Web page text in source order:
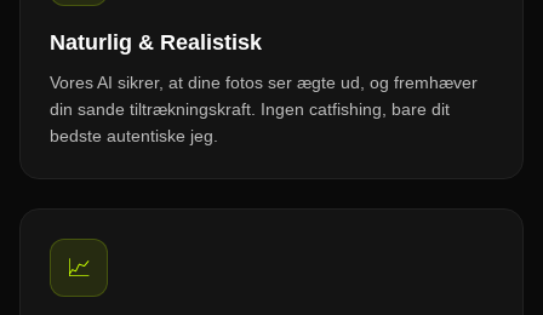
Naturlig & Realistisk
Vores AI sikrer, at dine fotos ser ægte ud, og fremhæver
din sande tiltrækningskraft. Ingen catfishing, bare dit
bedste autentiske jeg.
📈